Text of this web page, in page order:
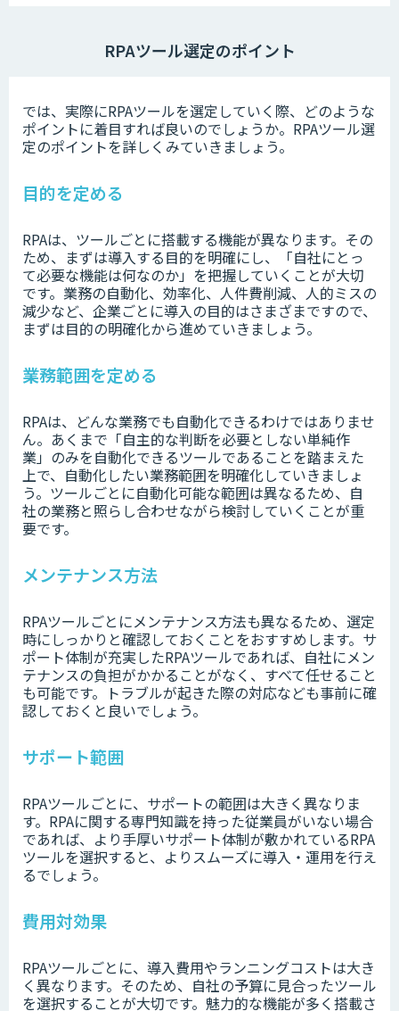
RPAツール選定のポイント
では、実際にRPAツールを選定していく際、どのような
ポイントに着目すれば良いのでしょうか。RPAツール選
定のポイントを詳しくみていきましょう。
目的を定める
RPAは、ツールごとに搭載する機能が異なります。その
ため、まずは導入する目的を明確にし、「自社にとっ
て必要な機能は何なのか」を把握していくことが大切
です。業務の自動化、効率化、人件費削減、人的ミスの
減少など、企業ごとに導入の目的はさまざまですので、
まずは目的の明確化から進めていきましょう。
業務範囲を定める
RPAは、どんな業務でも自動化できるわけではありませ
ん。あくまで「自主的な判断を必要としない単純作
業」のみを自動化できるツールであることを踏まえた
上で、自動化したい業務範囲を明確化していきましょ
う。ツールごとに自動化可能な範囲は異なるため、自
社の業務と照らし合わせながら検討していくことが重
要です。
メンテナンス方法
RPAツールごとにメンテナンス方法も異なるため、選定
時にしっかりと確認しておくことをおすすめします。サ
ポート体制が充実したRPAツールであれば、自社にメン
テナンスの負担がかかることがなく、すべて任せること
も可能です。トラブルが起きた際の対応なども事前に確
認しておくと良いでしょう。
サポート範囲
RPAツールごとに、サポートの範囲は大きく異なりま
す。RPAに関する専門知識を持った従業員がいない場合
であれば、より手厚いサポート体制が敷かれているRPA
ツールを選択すると、よりスムーズに導入・運用を行え
るでしょう。
費用対効果
RPAツールごとに、導入費用やランニングコストは大き
く異なります。そのため、自社の予算に見合ったツール
を選択することが大切です。魅力的な機能が多く搭載さ